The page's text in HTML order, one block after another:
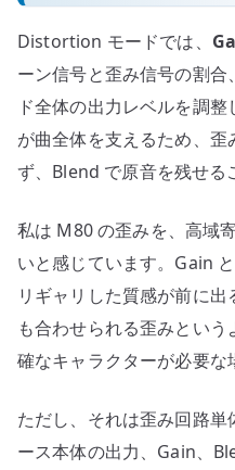
Distortion モードでは、
ーン信号と歪み信号の割合、
ド全体の出力レベルを調
が曲全体を支えるため、
ず、Blend で原音を残せる
私は M80 の歪みを、高域
いと感じています。Gain
リギャリした質感が前に
も合わせられる歪みとい
確なキャラクターが必要な
ただし、それは歪み回路
ース本体の出力、Gain、